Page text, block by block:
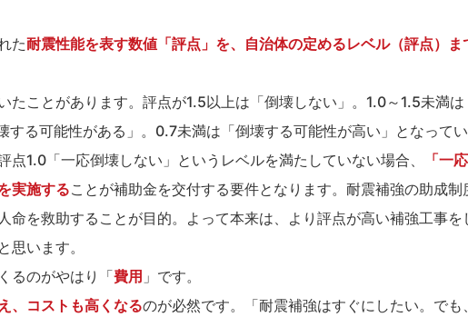
た耐震性能を表す数値「評点」を、自治体の定めるレベル（評点）ま
たことがあります。評点が1.5以上は「倒壊しない」。1.0～1.5未満
する可能性がある」。0.7未満は「倒壊する可能性が高い」となって
点1.0「一応倒壊しない」というレベルを満たしていない場合、
「一
実施することが補助金を交付する要件となります。耐震補強の助成制
命を救助することが目的。よって本来は、より評点が高い補強工事を
思います。
るのがやはり「費用 」です。
、コストも高くなるのが必然です。「耐震補強はすぐにしたい。でも